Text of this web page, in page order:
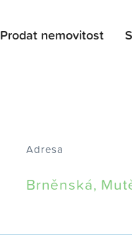
Prodat nemovitost
Adresa
Brněnská,